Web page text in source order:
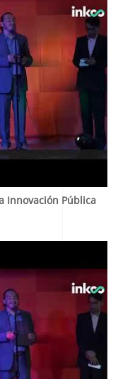
Innovación Pública